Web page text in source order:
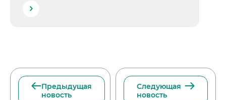
Предыдущая
новость
Следующая
новость